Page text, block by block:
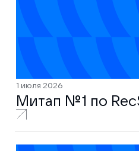
1 июля 2026
Митап № 1 по